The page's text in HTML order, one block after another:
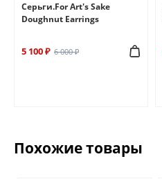
Серьги.For Art's Sake
Doughnut Earrings
5 100 ₽ 6 000 ₽
Похожие товары